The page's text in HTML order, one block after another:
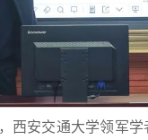
，西安交通大学领军